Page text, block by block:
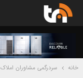
خانه سردرگمی مشاوران املاک